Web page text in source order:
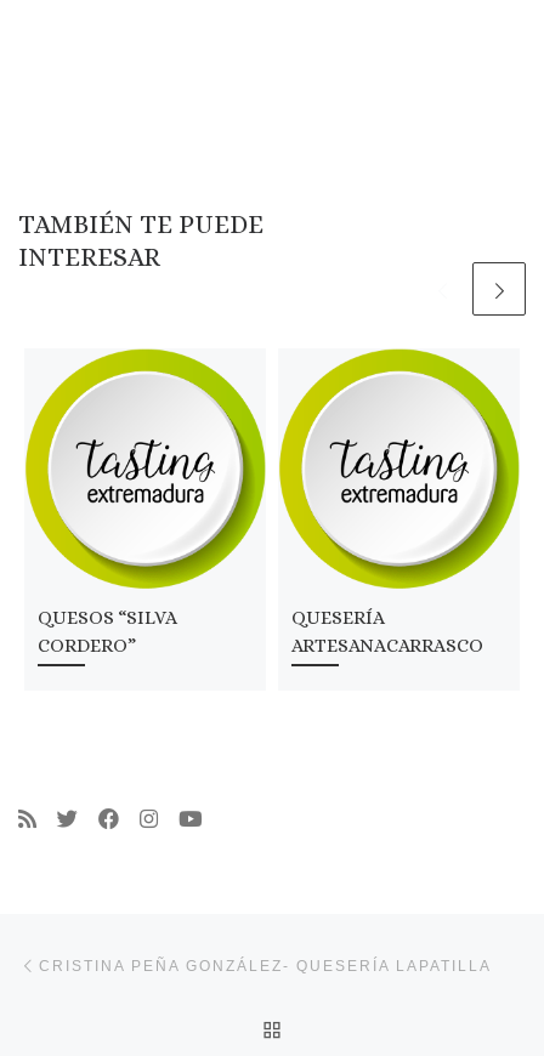
TAMBIÉN TE PUEDE
INTERESAR
QUESOS “SILVA
CORDERO”
QUESERÍA
ARTESANACARRASCO
CRISTINA PEÑA GONZÁLEZ- QUESERÍA LAPATILLA